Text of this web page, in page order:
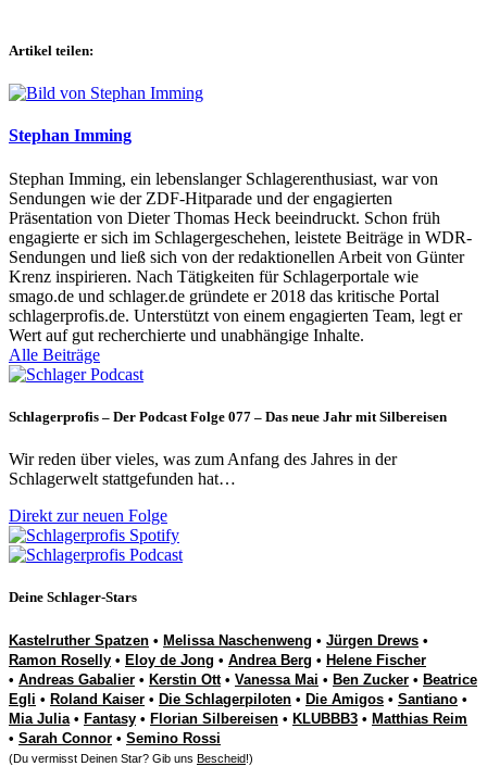
Artikel teilen:
Stephan Imming
Stephan Imming, ein lebenslanger Schlagerenthusiast, war von
Sendungen wie der ZDF-Hitparade und der engagierten
Präsentation von Dieter Thomas Heck beeindruckt. Schon früh
engagierte er sich im Schlagergeschehen, leistete Beiträge in WDR-
Sendungen und ließ sich von der redaktionellen Arbeit von Günter
Krenz inspirieren. Nach Tätigkeiten für Schlagerportale wie
smago.de und schlager.de gründete er 2018 das kritische Portal
schlagerprofis.de. Unterstützt von einem engagierten Team, legt er
Wert auf gut recherchierte und unabhängige Inhalte.
Alle Beiträge
Schlagerprofis – Der Podcast Folge 077 – Das neue Jahr mit Silbereisen
Wir reden über vieles, was zum Anfang des Jahres in der
Schlagerwelt stattgefunden hat…
Direkt zur neuen Folge
Deine Schlager-Stars
Kastelruther Spatzen • Melissa Naschenweng • Jürgen Drews •
Ramon Roselly • Eloy de Jong • Andrea Berg • Helene Fischer
• Andreas Gabalier • Kerstin Ott• Vanessa Mai • Ben Zucker • Beatrice
Egli • Roland Kaiser • Die Schlagerpiloten • Die Amigos • Santiano •
Mia Julia• Fantasy • Florian Silbereisen • KLUBBB3 • Matthias Reim
• Sarah Connor • Semino Rossi
(Du vermisst Deinen Star? Gib uns Bescheid!)